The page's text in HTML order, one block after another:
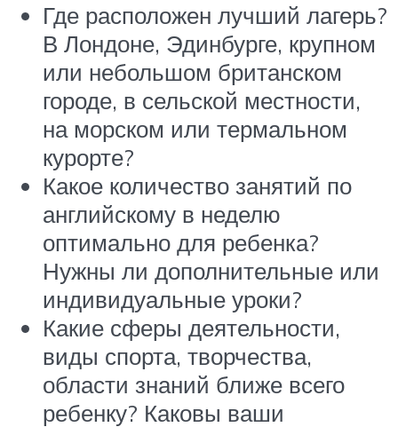
Где расположен лучший лагерь?
В Лондоне, Эдинбурге, крупном
или небольшом британском
городе, в сельской местности,
на морском или термальном
курорте?
Какое количество занятий по
английскому в неделю
оптимально для ребенка?
Нужны ли дополнительные или
индивидуальные уроки?
Какие сферы деятельности,
виды спорта, творчества,
области знаний ближе всего
ребенку? Каковы ваши